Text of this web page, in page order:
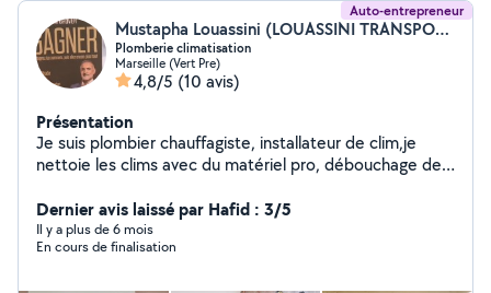
Auto-entrepreneur
Mustapha Louassini (LOUASSINI TRANSPORT)
Plomberie climatisation
Marseille (Vert Pre)
4,8/5 (10 avis)
Présentation
Je suis plombier chauffagiste, installateur de clim,je
nettoie les clims avec du matériel pro, débouchage des
ponctuel, sérieux et motiver me contacter si vous avez
besoin Cordialement
Dernier avis laissé par Hafid : 3/5
Il y a plus de 6 mois
En cours de finalisation